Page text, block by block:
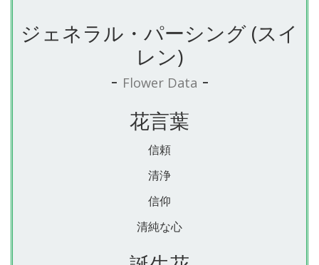
ジェネラル・パーシング (スイ
レン)
- Flower Data -
花言葉
信頼
清浄
信仰
清純な心